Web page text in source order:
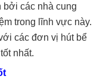
các nhà cung
trong lĩnh vực này.
các đơn vị hút bể
nhất.